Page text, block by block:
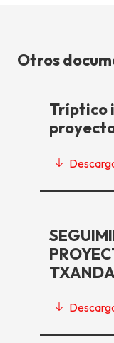
Otros
Tríptico